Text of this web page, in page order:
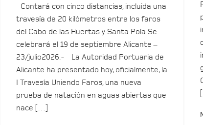
Contará con cinco distancias, incluida una
travesía de 20 kilómetros entre los faros
del Cabo de las Huertas y Santa Pola Se
celebrará el 19 de septiembre Alicante –
23/julio2026.- La Autoridad Portuaria de
Alicante ha presentado hoy, oficialmente, la
I Travesía Uniendo Faros, una nueva
prueba de natación en aguas abiertas que
nace […]